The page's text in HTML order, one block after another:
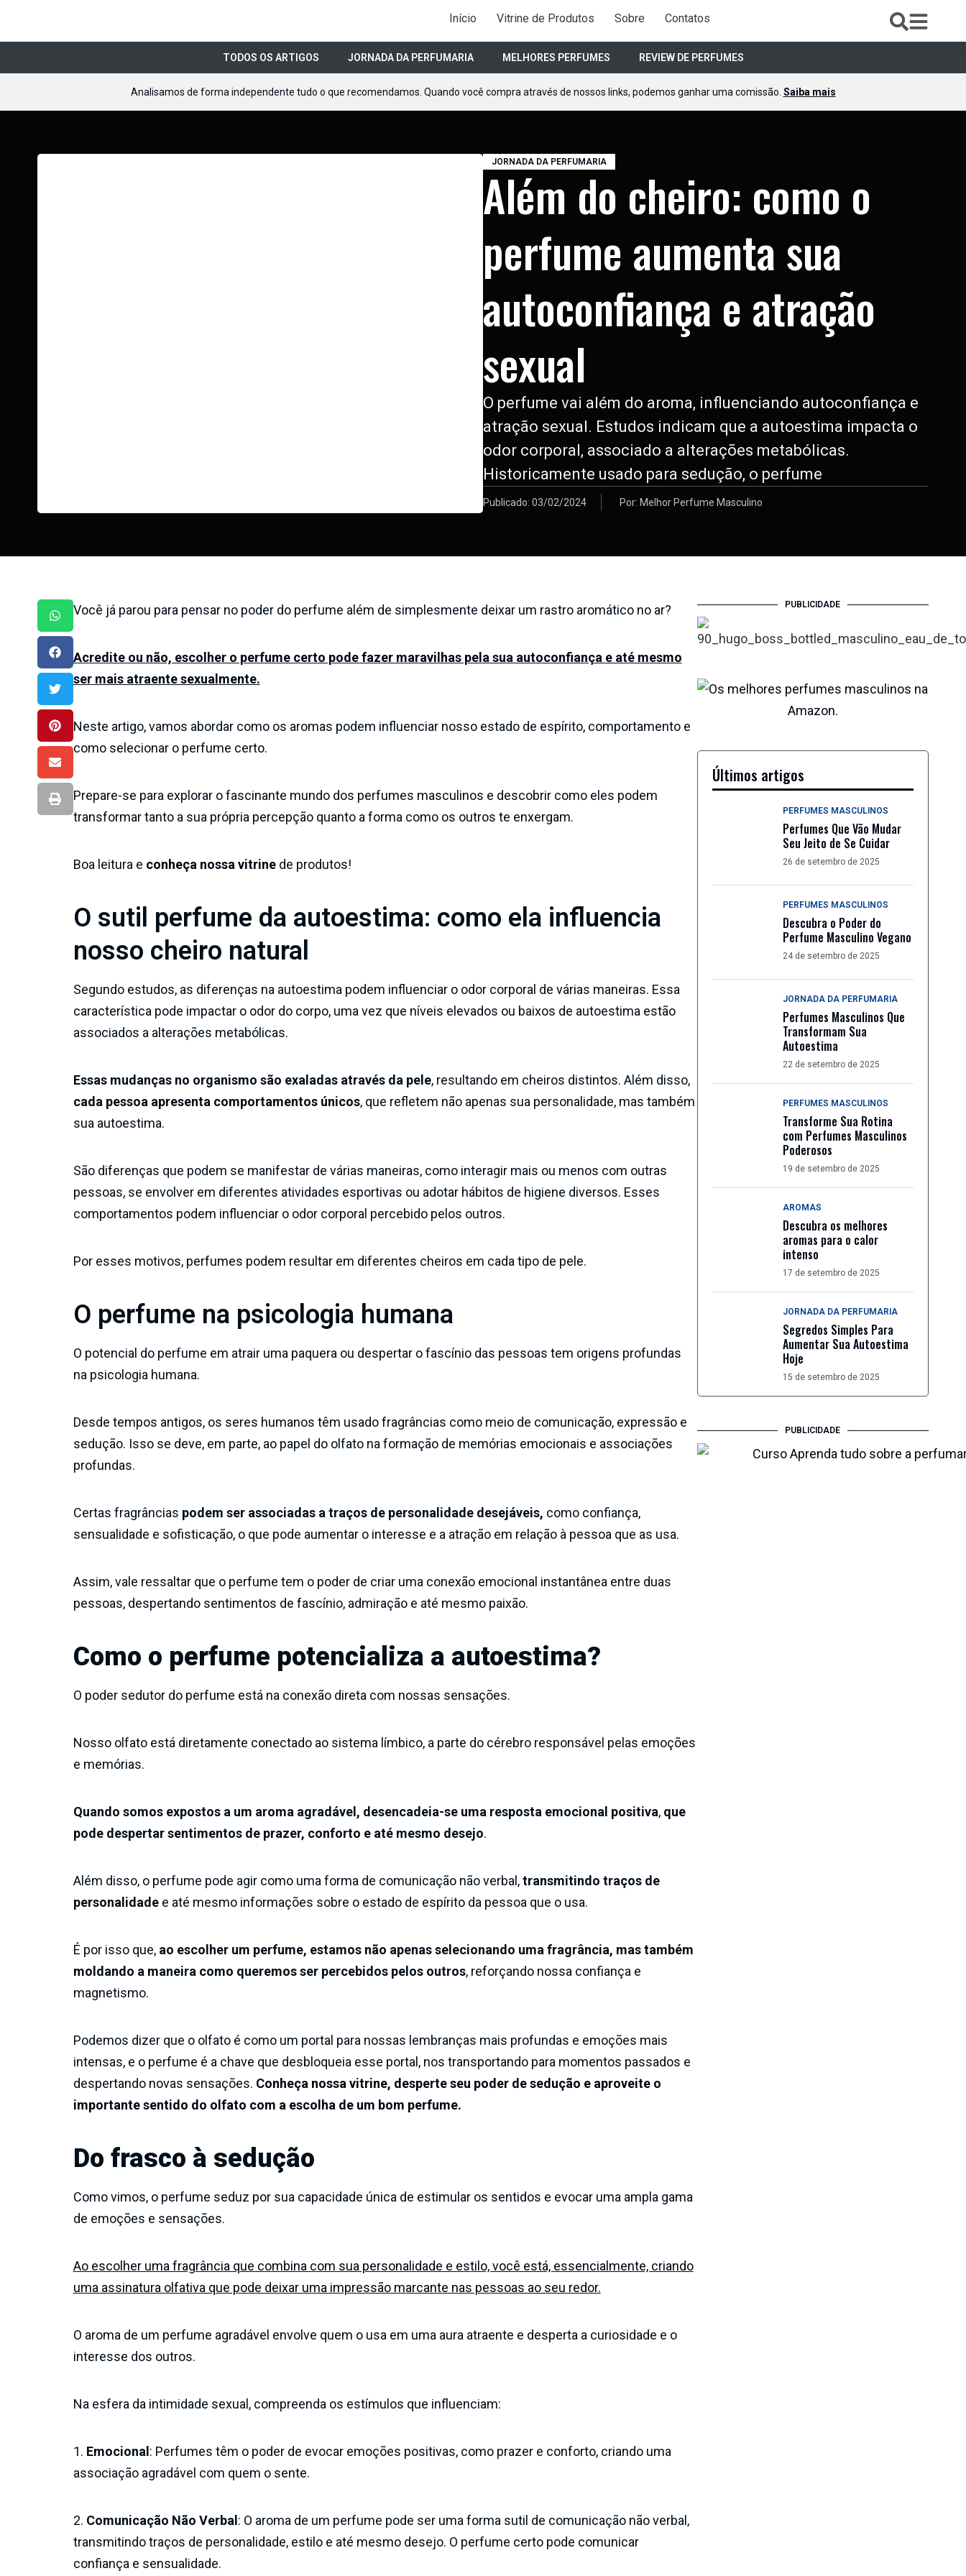
Início Vitrine de Produtos Sobre Contatos
TODOS OS ARTIGOS JORNADA DA PERFUMARIA MELHORES PERFUMES REVIEW DE PERFUMES
Analisamos de forma independente tudo o que recomendamos. Quando você compra através de nossos links, podemos ganhar uma comissão. Saiba mais
JORNADA DA PERFUMARIA
Além do cheiro: como o
perfume aumenta sua
autoconfiança e atração
sexual
O perfume vai além do aroma, influenciando autoconfiança e
atração sexual. Estudos indicam que a autoestima impacta o
odor corporal, associado a alterações metabólicas.
Historicamente usado para sedução, o perfume
Publicado: 03/02/2024 Por: Melhor Perfume Masculino
Você já parou para pensar no poder do perfume além de simplesmente deixar um rastro aromático no ar?
Acredite ou não, escolher o perfume certo pode fazer maravilhas pela sua autoconfiança e até mesmo
ser mais atraente sexualmente.
Neste artigo, vamos abordar como os aromas podem influenciar nosso estado de espírito, comportamento e
como selecionar o perfume certo.
Prepare-se para explorar o fascinante mundo dos perfumes masculinos e descobrir como eles podem
transformar tanto a sua própria percepção quanto a forma como os outros te enxergam.
Boa leitura e conheça nossa vitrinede produtos!
O sutil perfume da autoestima: como ela influencia
nosso cheiro natural
Segundo estudos, as diferenças na autoestima podem influenciar o odor corporal de várias maneiras. Essa
característica pode impactar o odor do corpo, uma vez que níveis elevados ou baixos de autoestima estão
associados a alterações metabólicas.
Essas mudanças no organismo são exaladas através da pele, resultando em cheiros distintos. Além disso,
cada pessoa apresenta comportamentos únicos, que refletem não apenas sua personalidade, mas também
sua autoestima.
São diferenças que podem se manifestar de várias maneiras, como interagir mais ou menos com outras
pessoas, se envolver em diferentes atividades esportivas ou adotar hábitos de higiene diversos. Esses
comportamentos podem influenciar o odor corporal percebido pelos outros.
Por esses motivos, perfumes podem resultar em diferentes cheiros em cada tipo de pele.
O perfume na psicologia humana
O potencial do perfume em atrair uma paquera ou despertar o fascínio das pessoas tem origens profundas
na psicologia humana.
Desde tempos antigos, os seres humanos têm usado fragrâncias como meio de comunicação, expressão e
sedução. Isso se deve, em parte, ao papel do olfato na formação de memórias emocionais e associações
profundas.
Certas fragrâncias podem ser associadas a traços de personalidade desejáveis, como confiança,
sensualidade e sofisticação, o que pode aumentar o interesse e a atração em relação à pessoa que as usa.
Assim, vale ressaltar que o perfume tem o poder de criar uma conexão emocional instantânea entre duas
pessoas, despertando sentimentos de fascínio, admiração e até mesmo paixão.
Como o perfume potencializa a autoestima?
O poder sedutor do perfume está na conexão direta com nossas sensações.
Nosso olfato está diretamente conectado ao sistema límbico, a parte do cérebro responsável pelas emoções
e memórias.
Quando somos expostos a um aroma agradável, desencadeia-se uma resposta emocional positiva, que
pode despertar sentimentos de prazer, conforto e até mesmo desejo.
Além disso, o perfume pode agir como uma forma de comunicação não verbal,transmitindo traços de
personalidade e até mesmo informações sobre o estado de espírito da pessoa que o usa.
É por isso que, ao escolher um perfume, estamos não apenas selecionando uma fragrância, mas também
moldando a maneira como queremos ser percebidos pelos outros, reforçando nossa confiança e
magnetismo.
Podemos dizer que o olfato é como um portal para nossas lembranças mais profundas e emoções mais
intensas, e o perfume é a chave que desbloqueia esse portal, nos transportando para momentos passados e
despertando novas sensações. Conheça nossa vitrine, desperte seu poder de sedução e aproveite o
importante sentido do olfato com a escolha de um bom perfume.
Do frasco à sedução
Como vimos, o perfume seduz por sua capacidade única de estimular os sentidos e evocar uma ampla gama
de emoções e sensações.
Ao escolher uma fragrância que combina com sua personalidade e estilo, você está, essencialmente, criando
uma assinatura olfativa que pode deixar uma impressão marcante nas pessoas ao seu redor.
O aroma de um perfume agradável envolve quem o usa em uma aura atraente e desperta a curiosidade e o
interesse dos outros.
Na esfera da intimidade sexual, compreenda os estímulos que influenciam:
1. Emocional : Perfumes têm o poder de evocar emoções positivas, como prazer e conforto, criando uma
associação agradável com quem o sente.
2. Comunicação Não Verbal : O aroma de um perfume pode ser uma forma sutil de comunicação não verbal,
transmitindo traços de personalidade, estilo e até mesmo desejo. O perfume certo pode comunicar
confiança e sensualidade.
PUBLICIDADE
Últimos artigos
PERFUMES MASCULINOS
Perfumes Que Vão Mudar
Seu Jeito de Se Cuidar
26 de setembro de 2025
PERFUMES MASCULINOS
Descubra o Poder do
Perfume Masculino Vegano
24 de setembro de 2025
JORNADA DA PERFUMARIA
Perfumes Masculinos Que
Transformam Sua
Autoestima
22 de setembro de 2025
PERFUMES MASCULINOS
Transforme Sua Rotina
com Perfumes Masculinos
Poderosos
19 de setembro de 2025
AROMAS
Descubra os melhores
aromas para o calor
intenso
17 de setembro de 2025
JORNADA DA PERFUMARIA
Segredos Simples Para
Aumentar Sua Autoestima
Hoje
15 de setembro de 2025
PUBLICIDADE